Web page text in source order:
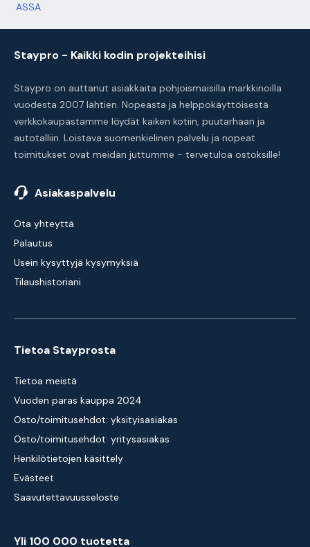
ASSA
Staypro - Kaikki kodin projekteihisi
Staypro on auttanut asiakkaita pohjoismaisilla markkinoilla
vuodesta 2007 lähtien. Nopeasta ja helppokäyttöisestä
verkkokaupastamme löydät kaiken kotiin, puutarhaan ja
autotalliin. Loistava suomenkielinen palvelu ja nopeat
toimitukset ovat meidän juttumme - tervetuloa ostoksille!
Asiakaspalvelu
Ota yhteyttä
Palautus
Usein kysyttyjä kysymyksiä
Tilaushistoriani
Tietoa Stayprosta
Tietoa meistä
Vuoden paras kauppa 2024
Osto/toimitusehdot: yksityisasiakas
Osto/toimitusehdot: yritysasiakas
Henkilötietojen käsittely
Evästeet
Saavutettavuusseloste
Yli 100 000 tuotetta